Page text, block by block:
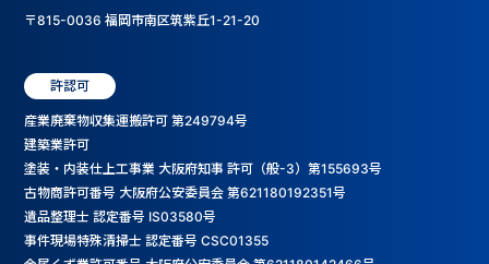
〒815-0036 福岡市南区筑紫丘1-21-20
許認可
産業廃棄物収集運搬許可 第249794号
建築業許可
塗装・内装仕上工事業 大阪府知事 許可（般-3）第155693号
古物商許可番号 大阪府公安委員会 第621180192351号
遺品整理士 認定番号 IS03580号
事件現場特殊清掃士 認定番号 CSC01355